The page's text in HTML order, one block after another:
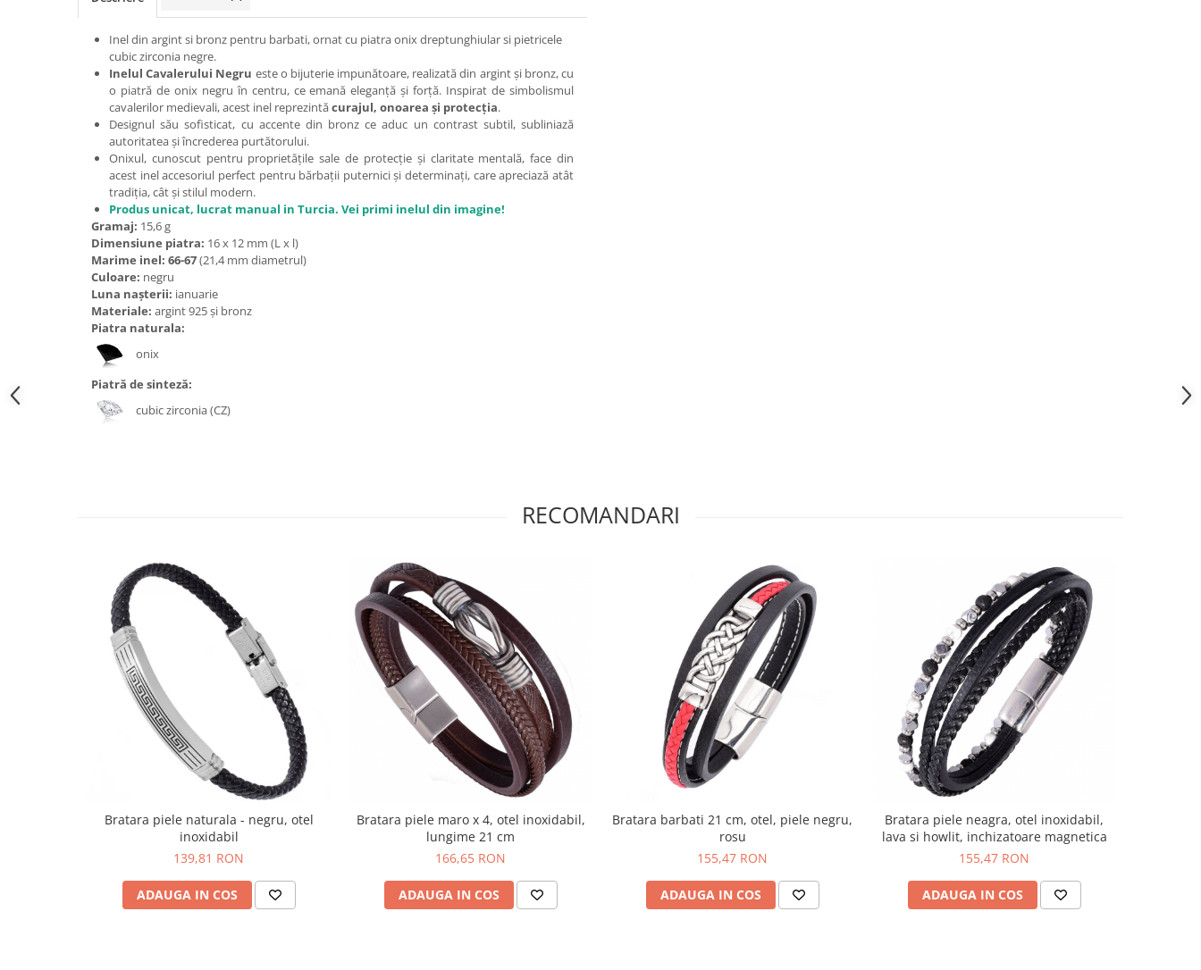
Bijuterii onix
Bijuterii peridot
Bijuterii piatra lunii
Bijuterii piatra soarelui
Bijuterii rodocrozit
Bijuterii rubin
Bijuterii sidef si abalone
Bijuterii smarald
Bijuterii sodalit
Bijuterii spinel
Bijuterii tanzanit
Bijuterii topaz
Inel din argint si bronz pentru barbati, ornat cu piatra onix dreptunghiular si pietricele
cubic zirconia negre.
Inelul Cavalerului Negru este o bijuterie impunătoare, realizată din argint și bronz, cu
o piatră de onix negru în centru, ce emană eleganță și forță. Inspirat de simbolismul
cavalerilor medievali, acest inel reprezintăcurajul, onoarea și protecția.
Designul său sofisticat, cu accente din bronz ce aduc un contrast subtil, subliniază
autoritatea și încrederea purtătorului.
Onixul, cunoscut pentru proprietățile sale de protecție și claritate mentală, face din
acest inel accesoriul perfect pentru bărbații puternici și determinați, care apreciază atât
tradiția, cât și stilul modern.
Produs unicat, lucrat manual in Turcia. Vei primi inelul din imagine!
Gramaj: 15,6 g
Dimensiune piatra: 16 x 12 mm (L x l)
Marime inel: 66-67(21,4 mm diametrul)
Culoare: negru
Luna nașterii: ianuarie
Materiale: argint 925 și bronz
Piatra naturala:
onix
Piatră de sinteză:
cubic zirconia (CZ)
RECOMANDARI
Bratara piele naturala - negru, otel
inoxidabil
139,81 RON
ADAUGA IN COS
Bratara piele maro x 4, otel inoxidabil,
lungime 21 cm
166,65 RON
ADAUGA IN COS
Bratara barbati 21 cm, otel, piele negru,
rosu
155,47 RON
ADAUGA IN COS
Bratara piele neagra, otel inoxidabil,
lava si howlit, inchizatoare magnetica
155,47 RON
ADAUGA IN COS